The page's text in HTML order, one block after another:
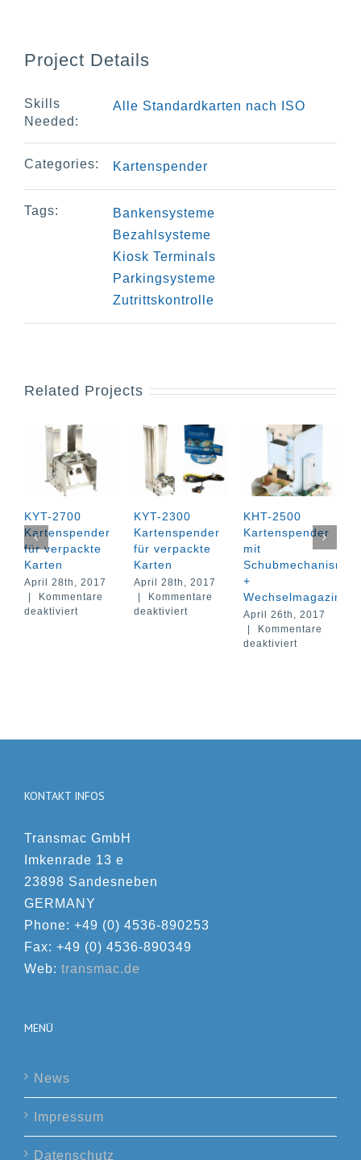
Project Details
Skills
Needed:
Alle Standardkarten nach ISO
Categories: Kartenspender
Tags:
Bankensysteme
Bezahlsysteme
Kiosk Terminals
Parkingsysteme
Zutrittskontrolle
Related Projects
KYT-2700
Kartenspender
für verpackte
Karten
April 28th, 2017
|
Kommentare
deaktiviert
KYT-2300
Kartenspender
für verpackte
Karten
April 28th, 2017
|
Kommentare
deaktiviert
KHT-2500
Kartenspender
mit
Schubmechanismus
+
Wechselmagazin
April 26th, 2017
|
Kommentare
deaktiviert
KONTAKT INFOS
Transmac GmbH
Imkenrade 13 e
23898 Sandesneben
GERMANY
Phone: +49 (0) 4536-890253
Fax: +49 (0) 4536-890349
Web: transmac.de
MENÜ
News
Impressum
Datenschutz